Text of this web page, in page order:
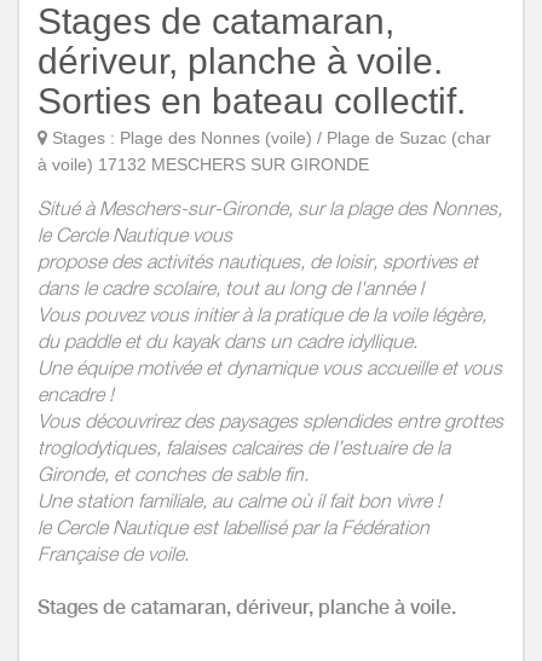
Stages de catamaran,
dériveur, planche à voile.
Sorties en bateau collectif.
Stages : Plage des Nonnes (voile) / Plage de Suzac (char
à voile) 17132 MESCHERS SUR GIRONDE
Situé à Meschers-sur-Gironde, sur la plage des Nonnes,
le Cercle Nautique vous
propose des activités nautiques, de loisir, sportives et
dans le cadre scolaire, tout au long de l'année l
Vous pouvez vous initier à la pratique de la voile légère,
du paddle et du kayak dans un cadre idyllique.
Une équipe motivée et dynamique vous accueille et vous
encadre !
Vous découvrirez des paysages splendides entre grottes
troglodytiques, falaises calcaires de l’estuaire de la
Gironde, et conches de sable fin.
Une station familiale, au calme où il fait bon vivre !
le Cercle Nautique est labellisé par la Fédération
Française de voile.
Stages de catamaran, dériveur, planche à voile.